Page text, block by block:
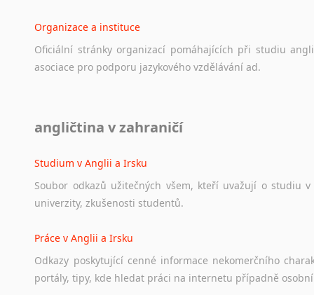
Organizace a instituce
Oficiální stránky organizací pomáhajících při studiu
asociace pro podporu jazykového vzdělávání ad.
Ať už se jedná o česká diskusní
angličtina v zahraničí
Studium v Anglii a Irsku
Soubor odkazů užitečných všem, kteří uvažují o studiu v
univerzity, zkušenosti studentů.
Práce v Anglii a Irsku
Odkazy poskytující cenné informace nekomerčního
portály, tipy, kde hledat práci na internetu případně osobní